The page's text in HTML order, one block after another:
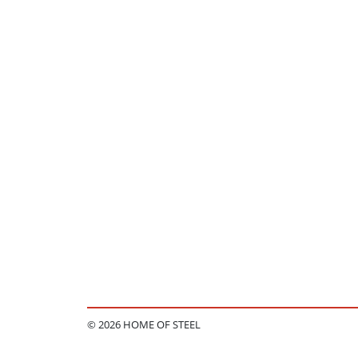
© 2026 HOME OF STEEL